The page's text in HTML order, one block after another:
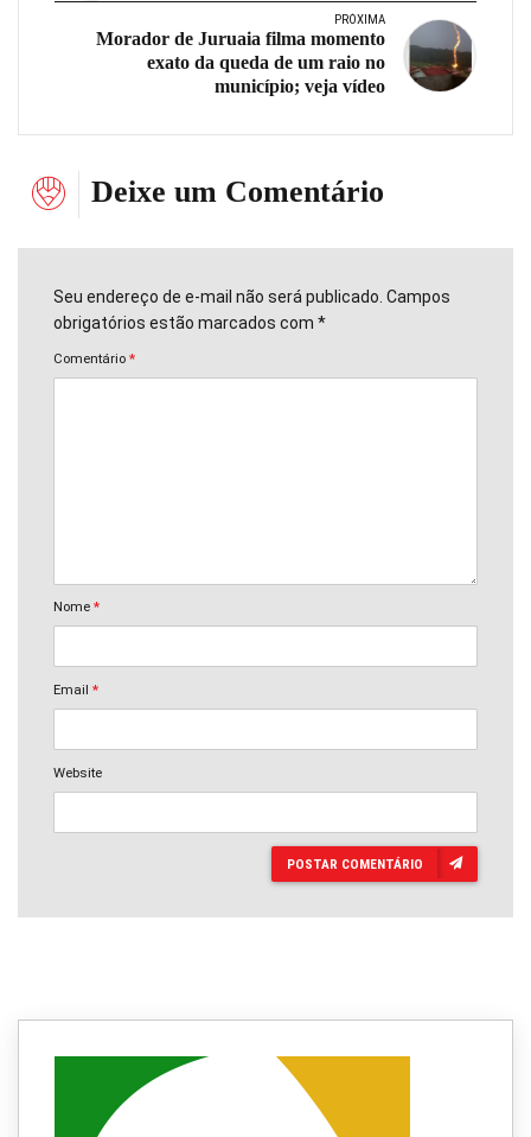
PRÓXIMA
Morador de Juruaia filma momento
exato da queda de um raio no
município; veja vídeo
Deixe um Comentário
Seu endereço de e-mail não será publicado. Campos
obrigatórios estão marcados com *
Comentário *
Nome *
Email *
Website
POSTAR COMENTÁRIO